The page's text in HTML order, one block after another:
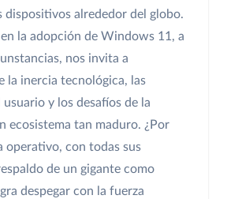
dispositivos alrededor del globo.
la adopción de Windows 11, a
nos invita a
la inercia tecnológica, las
y los desafíos de la
ecosistema tan maduro. ¿Por
operativo, con todas sus
de un gigante como
despegar con la fuerza